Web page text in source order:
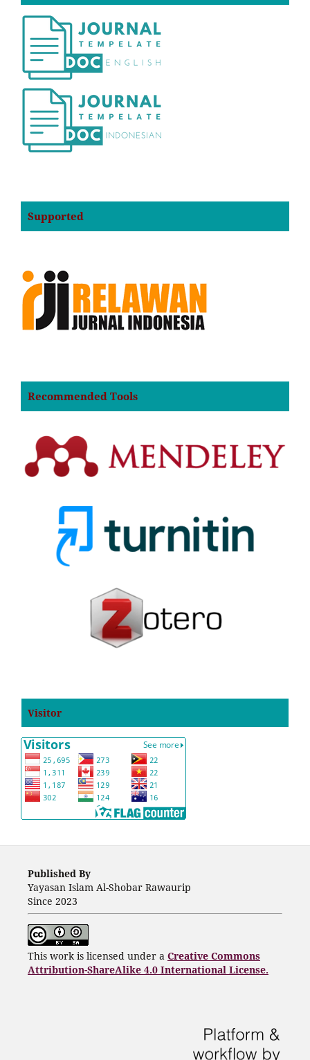
Supported
Recommended Tools
Visitor
Published By
Yayasan Islam Al-Shobar Rawaurip
Since 2023
This work is licensed under a Creative Commons
Attribution-ShareAlike 4.0 International License.